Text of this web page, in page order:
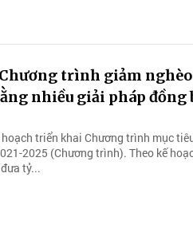
trình giảm nghèo
nhiều giải pháp đồng
triển khai Chương trình mục
2025 (Chương trình). Theo kế
tỷ...